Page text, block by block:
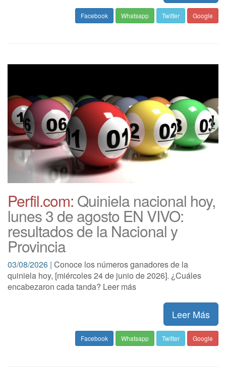
Facebook Whatsapp Twitter Google
Perfil.com: Quiniela nacional hoy,
lunes 3 de agosto EN VIVO:
resultados de la Nacional y
Provincia
03/08/2026 | Conoce los números ganadores de la
quiniela hoy, [miércoles 24 de junio de 2026]. ¿Cuáles
encabezaron cada tanda? Leer más
Leer Más
Facebook Whatsapp Twitter Google